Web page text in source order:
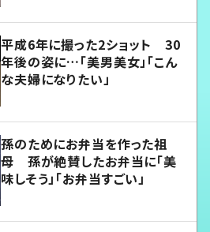
平成6年に撮った2ショット 30
年後の姿に…「美男美女」「こん
な夫婦になりたい」
孫のためにお弁当を作った祖
母 孫が絶賛したお弁当に「美
味しそう」「お弁当すごい」